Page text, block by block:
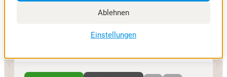
05. September 2027
12. September 2027
Ablehnen
Einstellungen